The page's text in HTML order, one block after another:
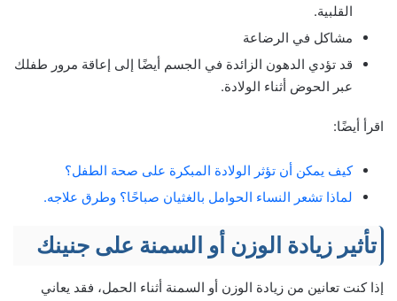
القلبية.
مشاكل في الرضاعة
قد تؤدي الدهون الزائدة في الجسم أيضًا إلى إعاقة مرور طفلك
عبر الحوض أثناء الولادة.
اقرأ أيضًا:
كيف يمكن أن تؤثر الولادة المبكرة على صحة الطفل؟
لماذا تشعر النساء الحوامل بالغثيان صباحًا؟ وطرق علاجه.
تأثير زيادة الوزن أو السمنة على جنينك
إذا كنت تعانين من زيادة الوزن أو السمنة أثناء الحمل، فقد يعاني